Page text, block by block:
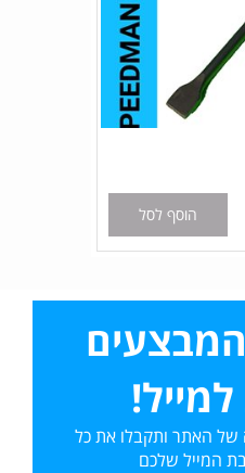
הוסף לסל
האתר ותקבלו את כל
המייל שלכם